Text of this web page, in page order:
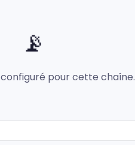
📡
pour cette chaîne.